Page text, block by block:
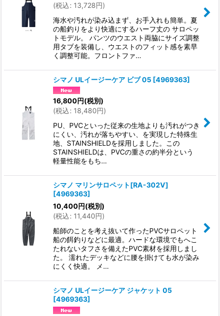
(税込: 13,728円)
海水や汚れが染み込まず、お手入れも簡単。夏
の船釣りをより快適にするハーフ丈の サロペッ
トモデル。 パンツのウエスト両脇にサイズ調整
用タブを装備し、ウエストのフィット感を素早
く調整可能。フロントファ…
シマノ ULイージーケア ビブ 05 [4969363]
16,800円(税別)
(税込: 18,480円)
PU、PVCといった従来の生地よりも汚れがつき
にくい、汚れが落ちやすい、を実現した特殊生
地、STAINSHIELDを採用しました。この
STAINSHIELDは、PVCの重さの約半分という
軽量性能をもち…
シマノ マリンサロペット[RA-302V]
[4969363]
10,400円(税別)
(税込: 11,440円)
船師のことを考え抜いて作ったPVCサロペット
船の餌釣りなどに最適。ハードな環境でもへこ
たれないタフさを備えたPVC素材を採用しまし
た。 濡れたデッキなどに腰を掛けても水が染み
にくく快適。 メ…
シマノ ULイージーケア ジャケット 05
[4969363]